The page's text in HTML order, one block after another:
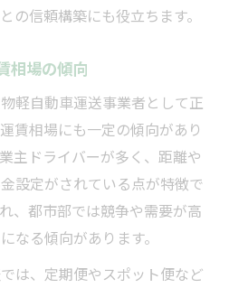
の信頼構築にも役立ちます。
相場の傾向
軽自動車運送事業者として正
賃相場にも一定の傾向があり
主ドライバーが多く、距離や
設定がされている点が特徴で
、都市部では競争や需要が高
なる傾向があります。
は、定期便やスポット便など